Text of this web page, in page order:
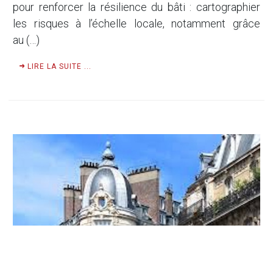
pour renforcer la résilience du bâti : cartographier
les risques à l’échelle locale, notamment grâce
au (…)
LIRE LA SUITE ...